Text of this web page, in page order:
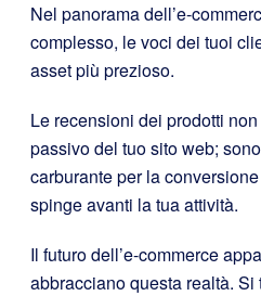
Nel panorama dell’e-
complesso, le voci dei tuoi
asset più prezioso.
Le recensioni dei prodotti
passivo del tuo sito web;
carburante per la
spinge avanti la tua attività.
Il futuro dell’e-commerce
abbracciano questa realtà.